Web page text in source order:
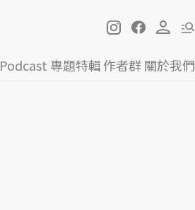
Podcast 專題特輯作者群關於我們